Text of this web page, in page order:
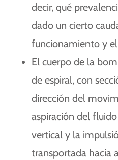
decir, qué
dado un cierto
funcionamiento y
El cuerpo de la
de espiral, con
dirección del
aspiración del
vertical y la
transportada hacia